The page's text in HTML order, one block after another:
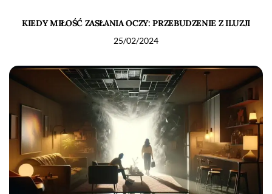
KIEDY MIŁOŚĆ ZASŁANIA OCZY: PRZEBUDZENIE Z ILUZJI
25/02/2024